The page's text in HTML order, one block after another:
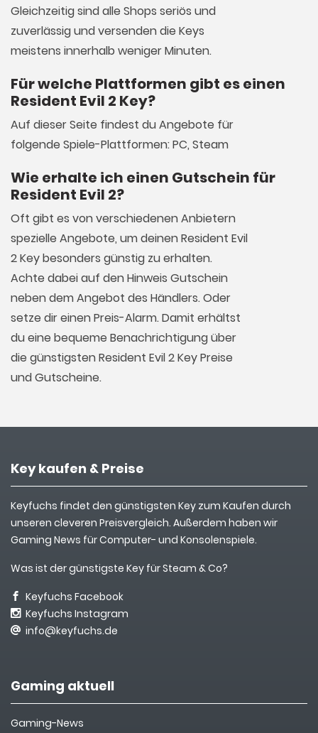
Gleichzeitig sind alle Shops seriös und
zuverlässig und versenden die Keys
meistens innerhalb weniger Minuten.
Für welche Plattformen gibt es einen
Resident Evil 2 Key?
Auf dieser Seite findest du Angebote für
folgende Spiele-Plattformen: PC, Steam
Wie erhalte ich einen Gutschein für
Resident Evil 2?
Oft gibt es von verschiedenen Anbietern
spezielle Angebote, um deinen Resident Evil
2 Key besonders günstig zu erhalten.
Achte dabei auf den Hinweis Gutschein
neben dem Angebot des Händlers. Oder
setze dir einen Preis-Alarm. Damit erhältst
du eine bequeme Benachrichtigung über
die günstigsten Resident Evil 2 Key Preise
und Gutscheine.
Key kaufen & Preise
Keyfuchs findet den günstigsten Key zum Kaufen durch
unseren cleveren Preisvergleich. Außerdem haben wir
Gaming News für Computer- und Konsolenspiele.
Was ist der günstigste Key für Steam & Co?
Keyfuchs Facebook
Keyfuchs Instagram
info@keyfuchs.de
Gaming aktuell
Gaming-News